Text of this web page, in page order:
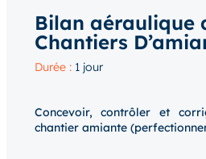
Bilan aéraulique
Chantiers
Durée : 1 jour
Concevoir, contrôler et
chantier amiante